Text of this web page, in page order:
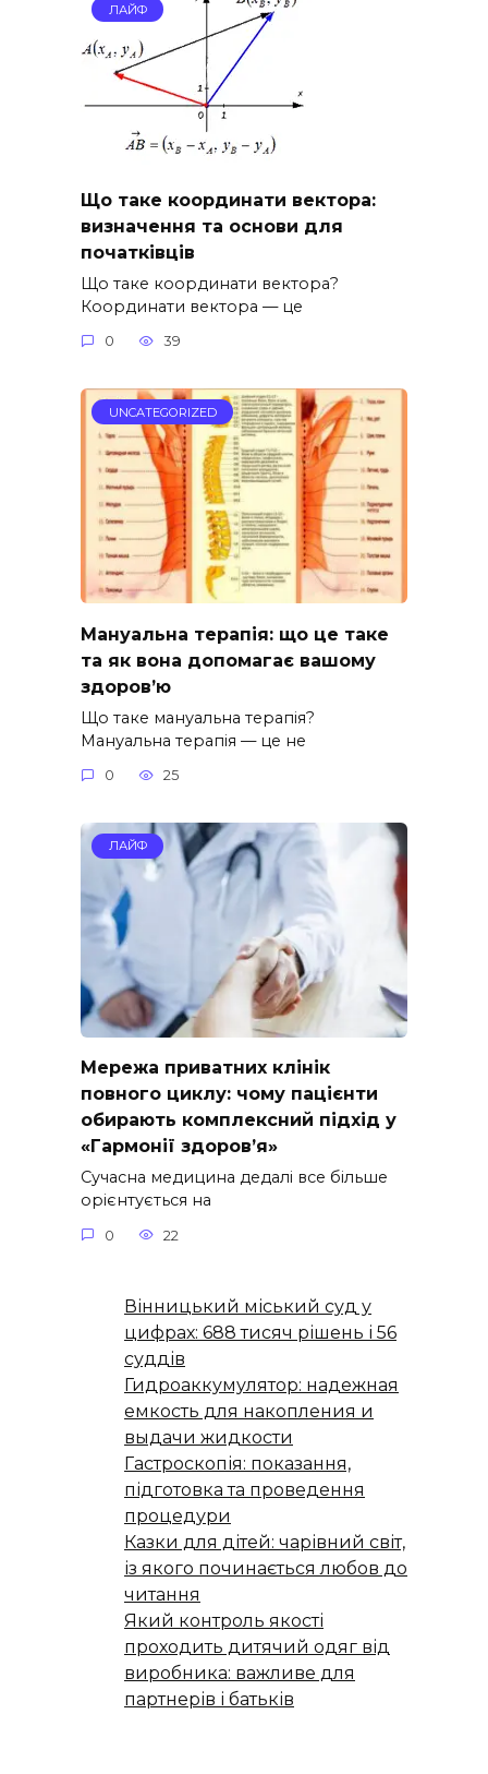
ЛАЙФ
Що таке координати вектора:
визначення та основи для
початківців
Що таке координати вектора?
Координати вектора — це
0 39
UNCATEGORIZED
Мануальна терапія: що це таке
та як вона допомагає вашому
здоров’ю
Що таке мануальна терапія?
Мануальна терапія — це не
0 25
ЛАЙФ
Мережа приватних клінік
повного циклу: чому пацієнти
обирають комплексний підхід у
«Гармонії здоров’я»
Сучасна медицина дедалі все більше
орієнтується на
0 22
Вінницький міський суд у
цифрах: 688 тисяч рішень і 56
суддів
Гидроаккумулятор: надежная
емкость для накопления и
выдачи жидкости
Гастроскопія: показання,
підготовка та проведення
процедури
Казки для дітей: чарівний світ,
із якого починається любов до
читання
Який контроль якості
проходить дитячий одяг від
виробника: важливе для
партнерів і батьків